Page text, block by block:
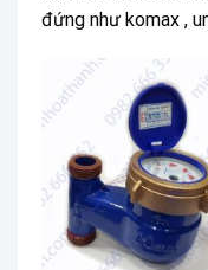
đứng như komax ,